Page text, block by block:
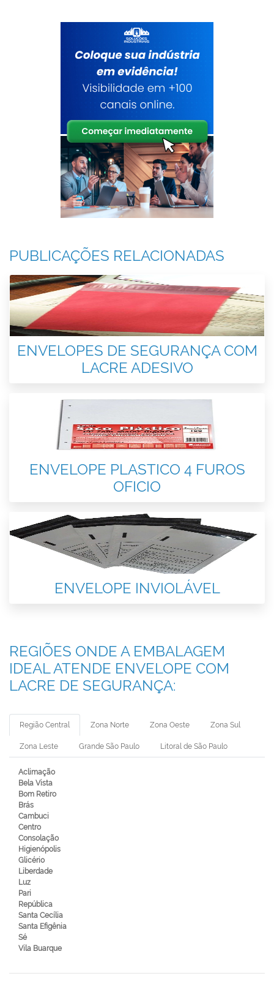
PUBLICAÇÕES RELACIONADAS
ENVELOPES DE SEGURANÇA COM
LACRE ADESIVO
ENVELOPE PLASTICO 4 FUROS
OFICIO
ENVELOPE INVIOLÁVEL
REGIÕES ONDE A EMBALAGEM
IDEAL ATENDE ENVELOPE COM
LACRE DE SEGURANÇA:
Região Central Zona Norte Zona Oeste Zona Sul
Zona Leste Grande São Paulo Litoral de São Paulo
Aclimação
Bela Vista
Bom Retiro
Brás
Cambuci
Centro
Consolação
Higienópolis
Glicério
Liberdade
Luz
Pari
República
Santa Cecília
Santa Efigênia
Sé
Vila Buarque